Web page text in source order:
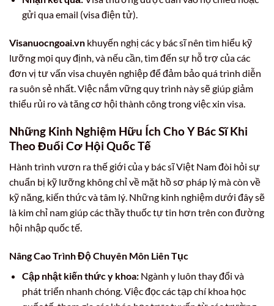
gửi qua email (visa điện tử).
Visanuocngoai.vn khuyến nghị các y bác sĩ nên tìm hiểu kỹ
lưỡng mọi quy định, và nếu cần, tìm đến sự hỗ trợ của các
đơn vị tư vấn visa chuyên nghiệp để đảm bảo quá trình diễn
ra suôn sẻ nhất. Việc nắm vững quy trình này sẽ giúp giảm
thiểu rủi ro và tăng cơ hội thành công trong việc xin visa.
Những Kinh Nghiệm Hữu Ích Cho Y Bác Sĩ Khi
Theo Đuổi Cơ Hội Quốc Tế
Hành trình vươn ra thế giới của y bác sĩ Việt Nam đòi hỏi sự
chuẩn bị kỹ lưỡng không chỉ về mặt hồ sơ pháp lý mà còn về
kỹ năng, kiến thức và tâm lý. Những kinh nghiệm dưới đây sẽ
là kim chỉ nam giúp các thầy thuốc tự tin hơn trên con đường
hội nhập quốc tế.
Nâng Cao Trình Độ Chuyên Môn Liên Tục
Cập nhật kiến thức y khoa:Ngành y luôn thay đổi và
phát triển nhanh chóng. Việc đọc các tạp chí khoa học